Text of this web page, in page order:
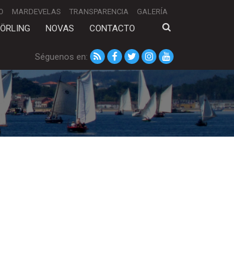
MARDEVELAS TRANSPARENCIA GALERÍA
NOVAS CONTACTO
Séguenos en: